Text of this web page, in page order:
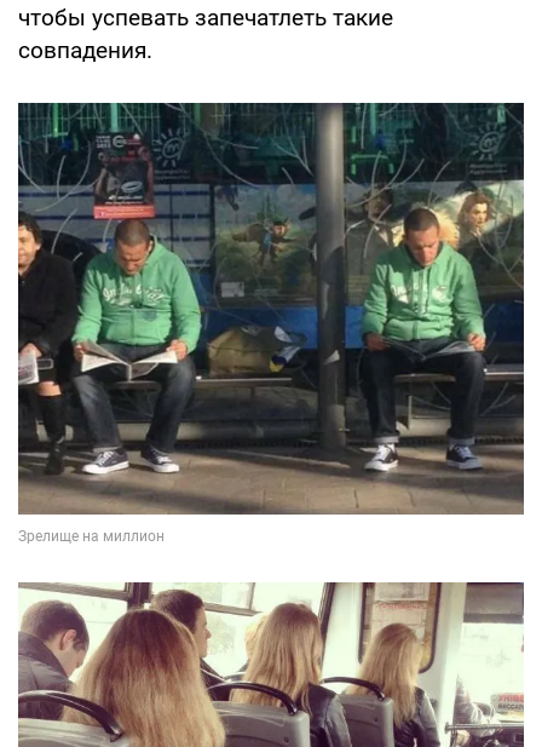
чтобы успевать запечатлеть такие
совпадения.